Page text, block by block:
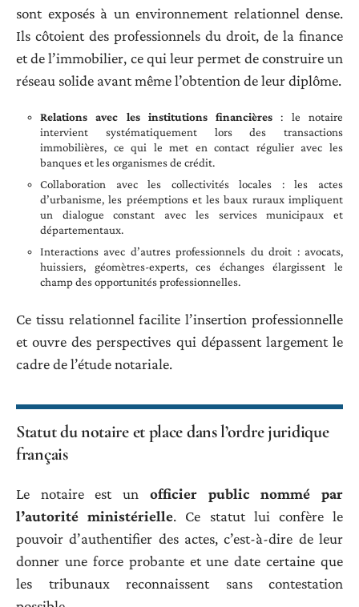
sont exposés à un environnement relationnel dense.
Ils côtoient des professionnels du droit, de la finance
et de l’immobilier, ce qui leur permet de construire un
réseau solide avant même l’obtention de leur diplôme.
Relations avec les institutions financières : le notaire
intervient systématiquement lors des transactions
immobilières, ce qui le met en contact régulier avec les
banques et les organismes de crédit.
Collaboration avec les collectivités locales : les actes
d’urbanisme, les préemptions et les baux ruraux impliquent
un dialogue constant avec les services municipaux et
départementaux.
Interactions avec d’autres professionnels du droit : avocats,
huissiers, géomètres-experts, ces échanges élargissent le
champ des opportunités professionnelles.
Ce tissu relationnel facilite l’insertion professionnelle
et ouvre des perspectives qui dépassent largement le
cadre de l’étude notariale.
Statut du notaire et place dans l’ordre juridique
français
Le notaire est un officier public nommé par
l’autorité ministérielle. Ce statut lui confère le
pouvoir d’authentifier des actes, c’est-à-dire de leur
donner une force probante et une date certaine que
les tribunaux reconnaissent sans contestation